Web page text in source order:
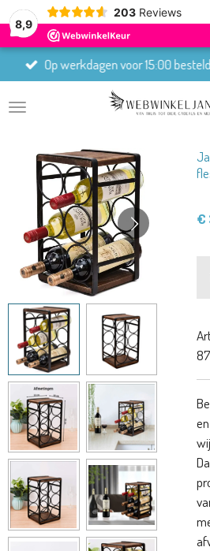
8,9
203 Reviews
Op werkdagen voor 15:00
€